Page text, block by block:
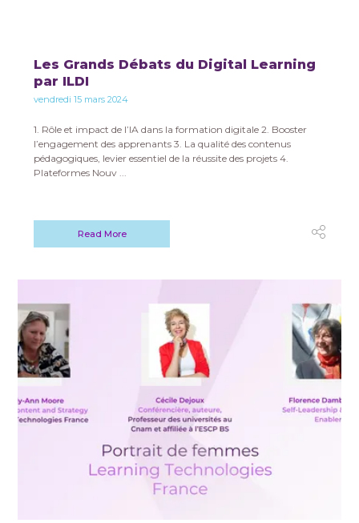
Les Grands Débats du Digital Learning
par ILDI
vendredi 15 mars 2024
1️. Rôle et impact de l’IA dans la formation digitale 2️. Booster
l’engagement des apprenants 3️. La qualité des contenus
pédagogiques, levier essentiel de la réussite des projets 4️.
Plateformes Nouv ...
Read More